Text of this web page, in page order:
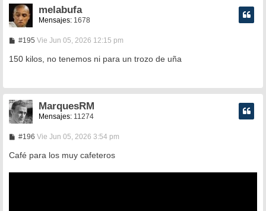
melabufa
Mensajes: 1678
#195M
n
e
Vie Jun 05, 2026 12:15 pm
150 kilos, no tenemos ni para un trozo de uña
MarquesRM
Mensajes: 11274
#196M
n
Vie Jun 05, 2026 3:54 pm
Café para los muy cafeteros